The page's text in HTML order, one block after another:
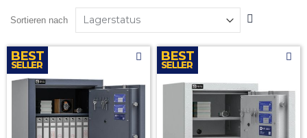
Sortieren nach